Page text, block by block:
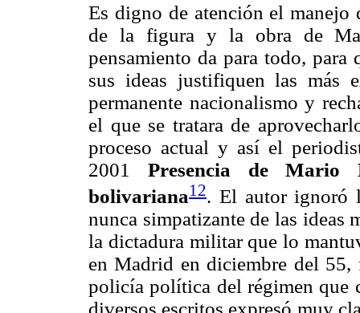
Es digno de atención el manejo
de la figura y la obra de
pensamiento da para todo, para
sus ideas justifiquen las más
permanente nacionalismo y
el que se tratara de
proceso actual y así el
2001 Presencia de
bolivariana12. El autor ignoró
nunca simpatizante de las ideas
la dictadura militar que lo
en Madrid en diciembre del
policía política del régimen que
diversos escritos expresó muy